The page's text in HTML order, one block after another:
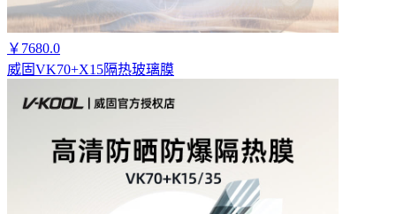
￥7680.0
威固VK70+X15隔热玻璃膜